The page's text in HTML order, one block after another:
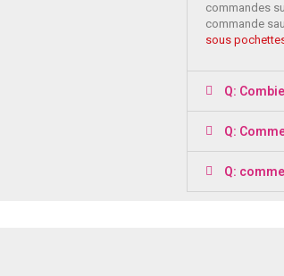
commandes
commande
sous
Q:
Q:
Q: